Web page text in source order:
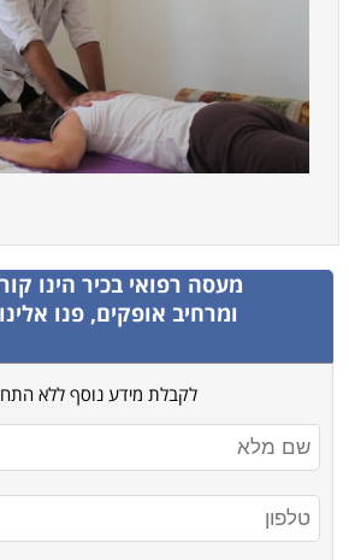
מעסה רפואי בכיר הינו
ומרחיב אופקים, פנו
לקבלת מידע נוסף ללא